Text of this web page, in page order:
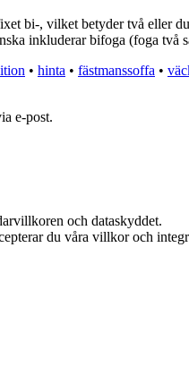
bi-, vilket betyder två eller
inkluderar bifoga (foga två
• hinta • fästmanssoffa •
e-post.
och dataskyddet.
du våra villkor och